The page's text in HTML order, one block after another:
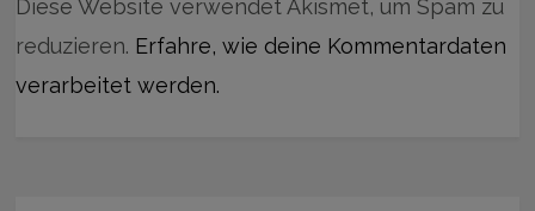
Diese Website verwendet Akismet, um Spam zu
reduzieren. Erfahre, wie deine Kommentardaten
verarbeitet werden.